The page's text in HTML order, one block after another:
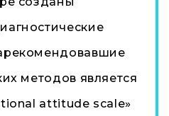
методов является
attitude scale»